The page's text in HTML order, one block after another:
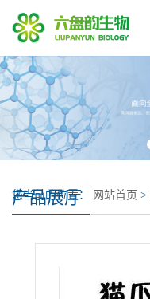
产品展厅
您当前的位置： 网站首页 >